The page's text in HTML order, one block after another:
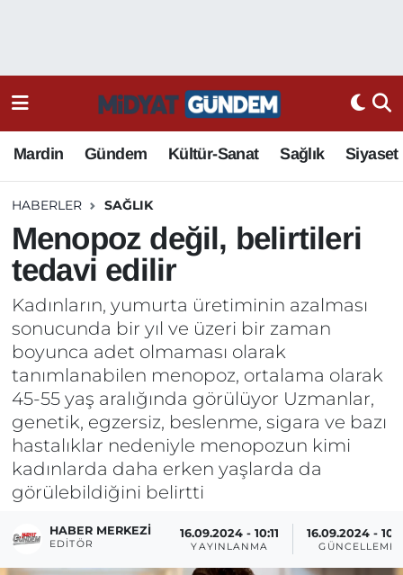
Mardin Gündem Kültür-Sanat Sağlık Siyaset
HABERLER SAĞLIK
Menopoz değil, belirtileri
tedavi edilir
Kadınların, yumurta üretiminin azalması
sonucunda bir yıl ve üzeri bir zaman
boyunca adet olmaması olarak
tanımlanabilen menopoz, ortalama olarak
45-55 yaş aralığında görülüyor Uzmanlar,
genetik, egzersiz, beslenme, sigara ve bazı
hastalıklar nedeniyle menopozun kimi
kadınlarda daha erken yaşlarda da
görülebildiğini belirtti
HABER MERKEZI
EDITÖR
16.09.2024 - 10:11
YAYINLANMA
16.09.2024 -
GÜNCELLEME